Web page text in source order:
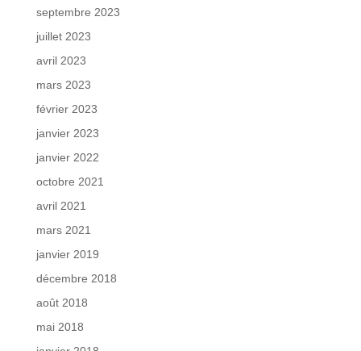
septembre 2023
juillet 2023
avril 2023
mars 2023
février 2023
janvier 2023
janvier 2022
octobre 2021
avril 2021
mars 2021
janvier 2019
décembre 2018
août 2018
mai 2018